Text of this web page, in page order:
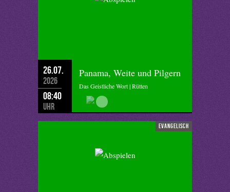
26.07.
2026
08:40
Uhr
Panama, Weite und Pilgern
Das Geistliche Wort | Rütten
evangelisch